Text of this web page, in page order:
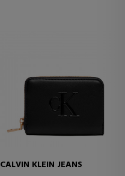
CALVIN KLEIN JEANS